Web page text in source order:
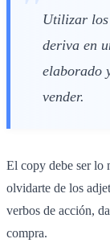
Utilizar los
deriva en
elaborado
vender.
El copy debe ser lo
olvidarte de los
verbos de acción,
compra.